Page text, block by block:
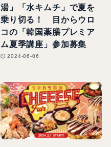
湯」「水キムチ」で夏を
乗り切る！ 目からウロ
コの「韓国薬膳プレミア
ム夏季講座」参加募集
2024-06-06